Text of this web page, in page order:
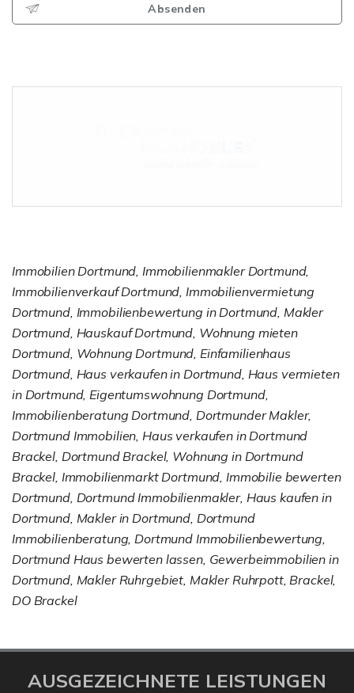
Absenden
Immobilien Dortmund, Immobilienmakler Dortmund,
Immobilienverkauf Dortmund, Immobilienvermietung
Dortmund, Immobilienbewertung in Dortmund, Makler
Dortmund, Hauskauf Dortmund, Wohnung mieten
Dortmund, Wohnung Dortmund, Einfamilienhaus
Dortmund, Haus verkaufen in Dortmund, Haus vermieten
in Dortmund, Eigentumswohnung Dortmund,
Immobilienberatung Dortmund, Dortmunder Makler,
Dortmund Immobilien, Haus verkaufen in Dortmund
Brackel, Dortmund Brackel, Wohnung in Dortmund
Brackel, Immobilienmarkt Dortmund, Immobilie bewerten
Dortmund, Dortmund Immobilienmakler, Haus kaufen in
Dortmund, Makler in Dortmund, Dortmund
Immobilienberatung, Dortmund Immobilienbewertung,
Dortmund Haus bewerten lassen, Gewerbeimmobilien in
Dortmund, Makler Ruhrgebiet, Makler Ruhrpott, Brackel,
DO Brackel
AUSGEZEICHNETE LEISTUNGEN